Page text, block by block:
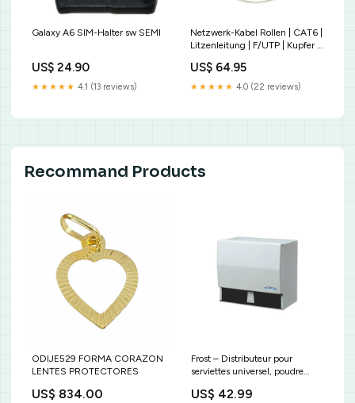
Galaxy A6 SIM-Halter sw SEMI
US$ 24.90
★★★★★ 4.1 (13 reviews)
Netzwerk-Kabel Rollen | CAT6 |
Litzenleitung | F/UTP | Kupfer |
PVC | Grau | Kartonverpackung
SEMI
US$ 64.95
★★★★★ 4.0 (22 reviews)
Recommand Products
ODIJE529 FORMA CORAZON
LENTES PROTECTORES
US$ 834.00
Frost – Distributeur pour
serviettes universel, poudre
US$ 42.99